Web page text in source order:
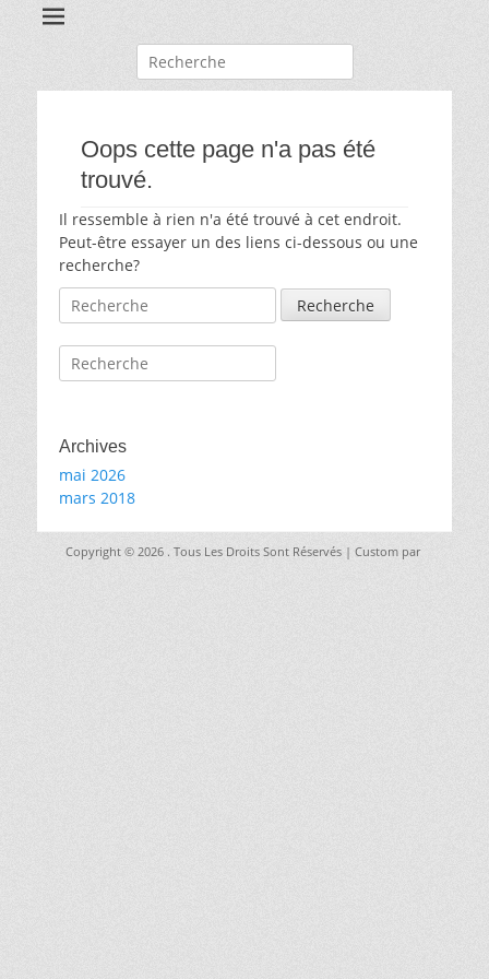
Recherche
pour:
Oops cette page n'a pas été
trouvé.
Il ressemble à rien n'a été trouvé à cet endroit.
Peut-être essayer un des liens ci-dessous ou une
recherche?
Recherche
pour:
Recherche
pour:
Archives
mai 2026
mars 2018
Copyright © 2026 . Tous Les Droits Sont Réservés | Custom par